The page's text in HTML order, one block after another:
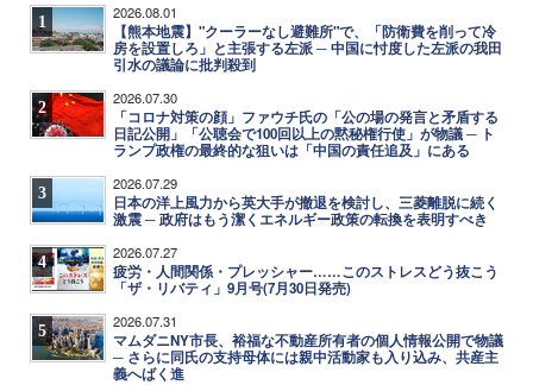
1 2026.08.01
【熊本地震】"クーラーなし避難所"で、「防衛費を削って冷
房を設置しろ」と主張する左派 ─ 中国に忖度した左派の我田
引水の議論に批判殺到
2 2026.07.30
「コロナ対策の顔」ファウチ氏の「公の場の発言と矛盾する
日記公開」「公聴会で100回以上の黙秘権行使」が物議 ─ ト
ランプ政権の最終的な狙いは「中国の責任追及」にある
3 2026.07.29
日本の洋上風力から英大手が撤退を検討し、三菱離脱に続く
激震 ─ 政府はもう潔くエネルギー政策の転換を表明すべき
4 2026.07.27
疲労・人間関係・プレッシャー……このストレスどう抜こう
「ザ・リバティ」9月号(7月30日発売)
5 2026.07.31
マムダニNY市長、裕福な不動産所有者の個人情報公開で物議
─ さらに同氏の支持母体には親中活動家も入り込み、共産主
義へばく進